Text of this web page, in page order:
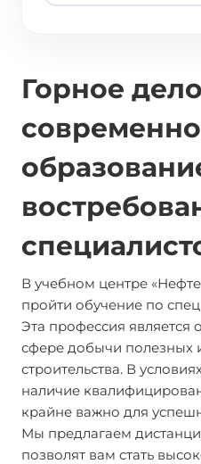
Горное
В учебном центре
пройти обучение по
Эта профессия является
сфере добычи полезных
строительства. В
наличие
крайне важно для
Мы предлагаем
позволят вам стать